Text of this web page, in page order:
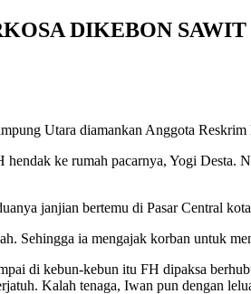
DIKEBON SAWIT
Utara diamankan Anggota Reskrim
ke rumah pacarnya, Yogi Desta.
janjian bertemu di Pasar Central
Sehingga ia mengajak korban untuk
di kebun-kebun itu FH dipaksa
Kalah tenaga, Iwan pun dengan